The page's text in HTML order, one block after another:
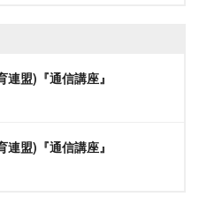
盟)『通信講座』
盟)『通信講座』